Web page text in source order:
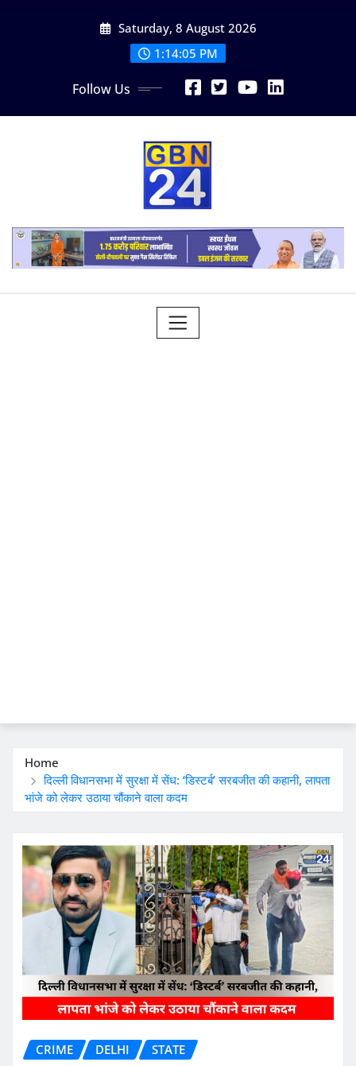
Saturday, 8 August 2026
1:14:06 PM
Follow Us
Home
दिल्ली विधानसभा में सुरक्षा में सेंध: ‘डिस्टर्ब’ सरबजीत की कहानी, लापता
भांजे को लेकर उठाया चौंकाने वाला कदम
CRIME DELHI STATE